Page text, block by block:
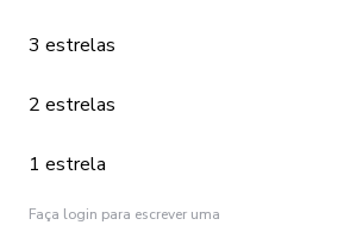
3 estrelas
2 estrelas
1 estrela
Faça login para escrever uma